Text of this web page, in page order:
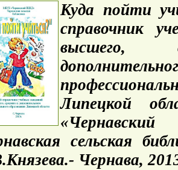
Куда пойти
справочник
высшего,
Липецкой
сельская
Чернава,